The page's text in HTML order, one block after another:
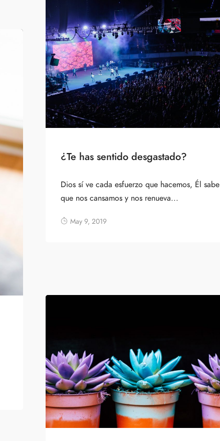
¿Te has sentido desgastado?
Dios sí ve cada esfuerzo que hacemos, Él sabe
que nos cansamos y nos renueva...
May 9, 2019